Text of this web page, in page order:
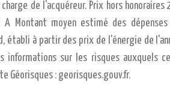
de l'acquéreur. Prix hors honoraires
A Montant moyen estimé des dépenses
établi à partir des prix de l'énergie de
informations sur les risques auxquels
Géorisques : georisques.gouv.fr.